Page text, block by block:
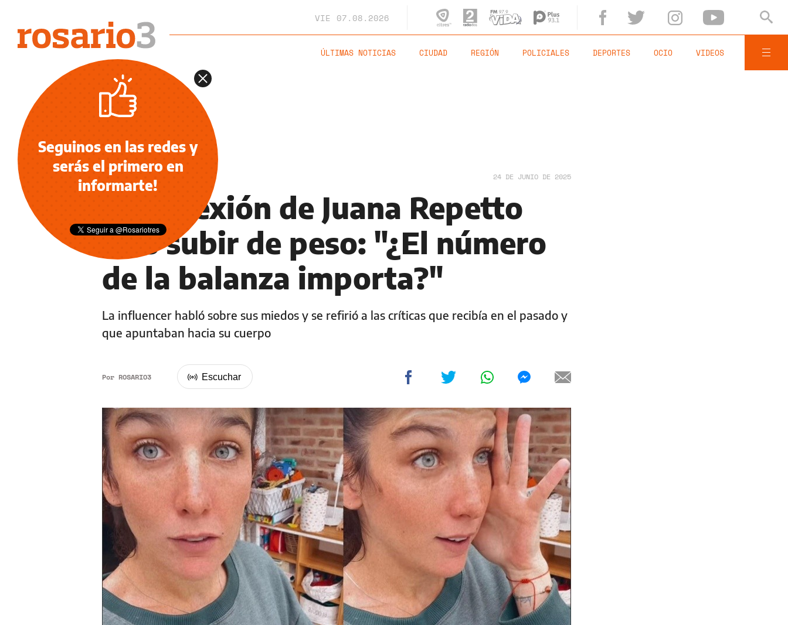
VIE 07.08.2026
ÚLTIMAS NOTICIAS CIUDAD REGIÓN POLICIALES DEPORTES OCIO VIDEOS
OCIO 24 DE JUNIO DE 2025
La reflexión de Juana Repetto
tras subir de peso: "¿El número
de la balanza importa?"
La influencer habló sobre sus miedos y se refirió a las críticas que recibía en el pasado y
que apuntaban hacia su cuerpo
Por ROSARIO3
Seguinos en las redes y
serás el primero en
informarte!